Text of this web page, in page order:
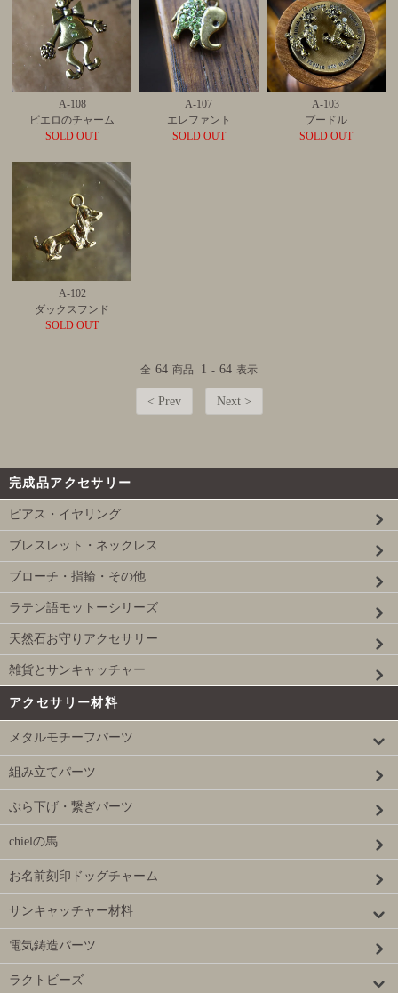
A-108
ピエロのチャーム
SOLD OUT
A-107
エレファント
SOLD OUT
A-103
プードル
SOLD OUT
A-102
ダックスフンド
SOLD OUT
全 64 商品 1 - 64 表示
< Prev Next >
完成品アクセサリー
ピアス・イヤリング
ブレスレット・ネックレス
ブローチ・指輪・その他
ラテン語モットーシリーズ
天然石お守りアクセサリー
雑貨とサンキャッチャー
アクセサリー材料
メタルモチーフパーツ
組み立てパーツ
ぶら下げ・繋ぎパーツ
chielの馬
お名前刻印ドッグチャーム
サンキャッチャー材料
電気鋳造パーツ
ラクトビーズ